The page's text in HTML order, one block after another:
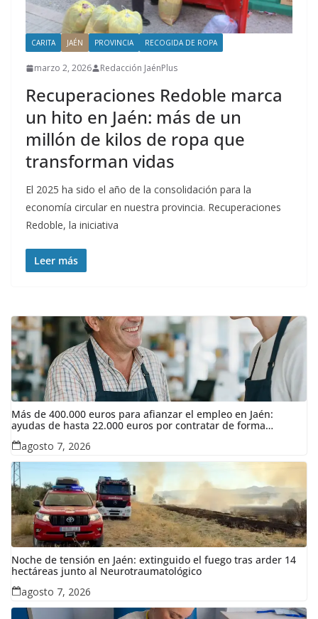
CARITA JAÉN PROVINCIA RECOGIDA DE ROPA
marzo 2, 2026 Redacción JaénPlus
Recuperaciones Redoble marca
un hito en Jaén: más de un
millón de kilos de ropa que
transforman vidas
El 2025 ha sido el año de la consolidación para la
economía circular en nuestra provincia. Recuperaciones
Redoble, la iniciativa
Leer más
Más de 400.000 euros para afianzar el empleo en Jaén:
ayudas de hasta 22.000 euros por contratar de forma
indefinida
agosto 7, 2026
Noche de tensión en Jaén: extinguido el fuego tras arder 14
hectáreas junto al Neurotraumatológico
agosto 7, 2026